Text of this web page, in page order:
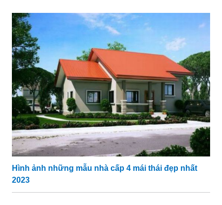
Hình ảnh những mẫu nhà cấp 4 mái thái đẹp nhất
2023